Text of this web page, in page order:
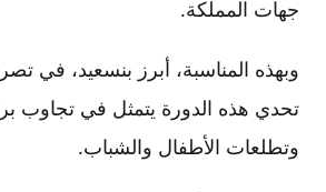
جهات المملكة.
وبهذه المناسبة، أبرز بنسعيد، في
تحدي هذه الدورة يتمثل في تجاوب
وتطلعات الأطفال والشباب.